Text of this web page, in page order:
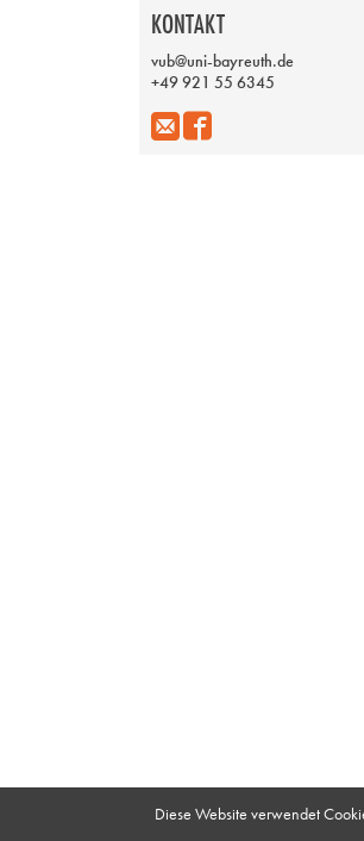
KONTAKT
vub@uni-bayreuth.de
+49 921 55 6345
Diese Website verwendet